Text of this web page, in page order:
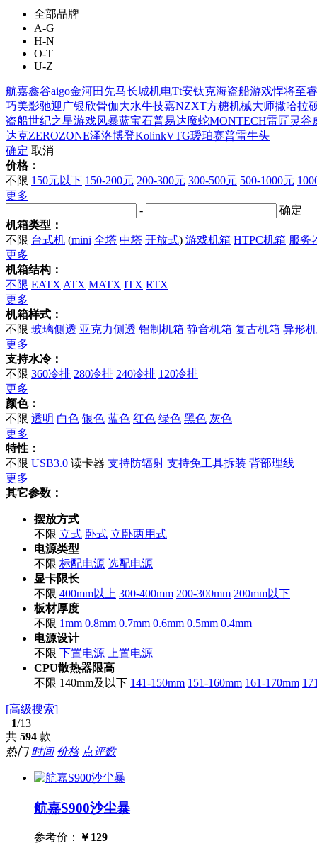
全部品牌
A-G
H-N
O-T
U-Z
航嘉鑫谷aigo金河田 先马长城机电Tt安钛克海盗船游戏悍将至睿
巧美影驰迎广银欣骨伽大水牛技嘉NZXT方糖机械大师撒哈拉
盗船世纪之星游戏风暴蓝宝石普易达魔蛇MONTECH雷匠灵谷
达克ZEROZONE泽洛博登KolinkVTG瑷珀赛普雷牛头
确定 取消
价格：
不限 150元以下 150-200元 200-300元 300-500元 500-1000元
更多
-
确定
机箱类型：
不限 台式机 (mini 全塔 中塔 开放式) 游戏机箱 HTPC机箱 服务
更多
机箱结构：
不限 EATX ATX MATX ITX RTX
更多
机箱样式：
不限 玻璃侧透 亚克力侧透 铝制机箱 静音机箱 复古机箱 异形
更多
支持水冷：
不限 360冷排 280冷排 240冷排 120冷排
更多
颜色：
不限 透明 白色 银色 蓝色 红色 绿色 黑色 灰色
更多
特性：
不限 USB3.0 读卡器 支持防辐射 支持免工具拆装 背部理线
更多
其它参数：
摆放方式
不限 立式 卧式 立卧两用式
电源类型
不限 标配电源 选配电源
显卡限长
不限 400mm以上 300-400mm 200-300mm 200mm以下
板材厚度
不限 1mm 0.8mm 0.7mm 0.6mm 0.5mm 0.4mm
电源设计
不限 下置电源
上置电源
CPU散热器限高
不限 140mm及以下 141-150mm 151-160mm 161-170mm
[高级搜索]
1/13
共 594 款
热门 时间 价格 点评数
航嘉S900沙尘暴
参考价： ￥129